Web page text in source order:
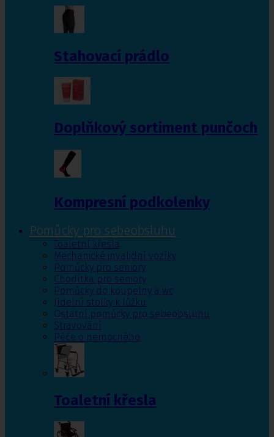
Stahovací prádlo
Doplňkový sortiment punčoch
Kompresní podkolenky
Pomůcky pro sebeobsluhu
Toaletní křesla
Mechanické invalidní vozíky
Pomůcky pro seniory
Chodítka pro seniory
Pomůcky do koupelny a wc
Jídelní stolky k lůžku
Ostatní pomůcky pro sebeobsluhu
Stravování
Péče o nemocného
Toaletní křesla